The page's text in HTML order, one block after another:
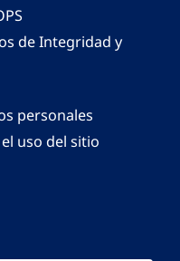
de Integridad y
personales
uso del sitio